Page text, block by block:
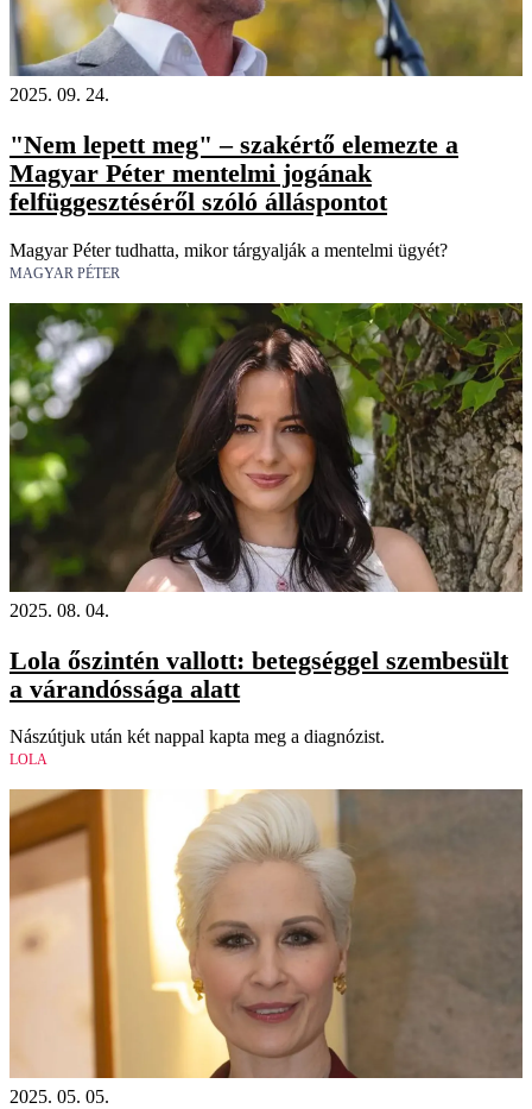
2025. 09. 24.
"Nem lepett meg" – szakértő elemezte a
Magyar Péter mentelmi jogának
felfüggesztéséről szóló álláspontot
Magyar Péter tudhatta, mikor tárgyalják a mentelmi ügyét?
MAGYAR PÉTER
2025. 08. 04.
Lola őszintén vallott: betegséggel szembesült
a várandóssága alatt
Nászútjuk után két nappal kapta meg a diagnózist.
LOLA
2025. 05. 05.